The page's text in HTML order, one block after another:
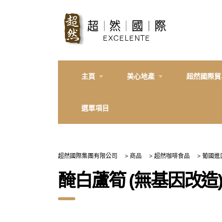
主頁 美心地產 超然國際
選單項目
超然國際集團有限公司 >商品 >超然咖啡食品 >葡國進
醃白蘆筍 (無基因改